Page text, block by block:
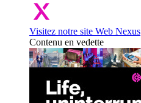
Visitez notre site Web Nexus
Contenu en vedette